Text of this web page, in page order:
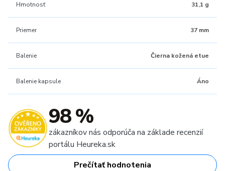
Hmotnosť 31,1 g
Priemer 37 mm
Balenie Čierna kožená etue
Balenie kapsule Áno
98 %
zákazníkov nás odporúča na základe recenzií
portálu Heureka.sk
Prečítať hodnotenia